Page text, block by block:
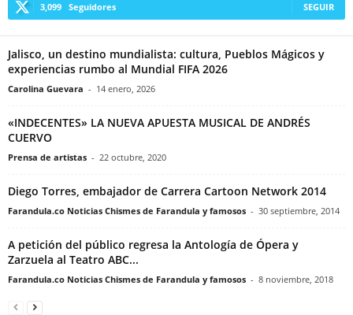
3,099 Seguidores SEGUIR
Jalisco, un destino mundialista: cultura, Pueblos Mágicos y
experiencias rumbo al Mundial FIFA 2026
Carolina Guevara - 14 enero, 2026
«INDECENTES» LA NUEVA APUESTA MUSICAL DE ANDRÉS
CUERVO
Prensa de artistas - 22 octubre, 2020
Diego Torres, embajador de Carrera Cartoon Network 2014
Farandula.co Noticias Chismes de Farandula y famosos - 30 septiembre, 2014
A petición del público regresa la Antología de Ópera y
Zarzuela al Teatro ABC...
Farandula.co Noticias Chismes de Farandula y famosos - 8 noviembre, 2018